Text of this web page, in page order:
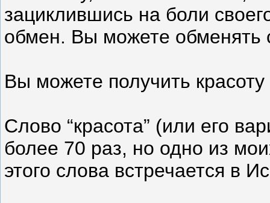
зациклившись на боли
обмен. Вы можете
Вы можете получить
Слово “красота” (или его
более 70 раз, но одно из
этого слова встречается в